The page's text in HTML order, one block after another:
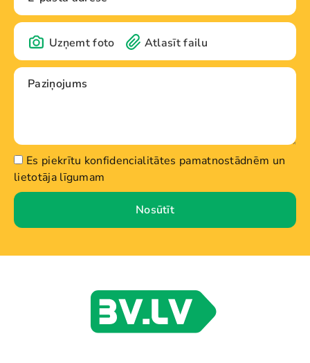
Uzņemt foto Atlasīt failu
Es piekrītu konfidencialitātes pamatnostādnēm un
lietotāja līgumam
Nosūtīt